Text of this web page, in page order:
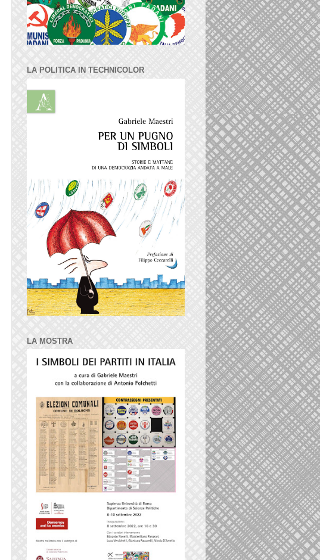
LA POLITICA IN TECHNICOLOR
LA MOSTRA